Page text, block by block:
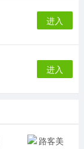
进入
进入